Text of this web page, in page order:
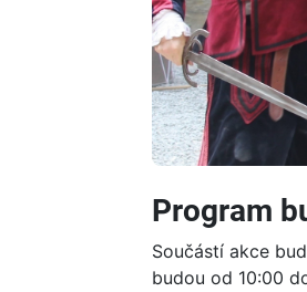
Program
Součástí akce
budou od 10:00